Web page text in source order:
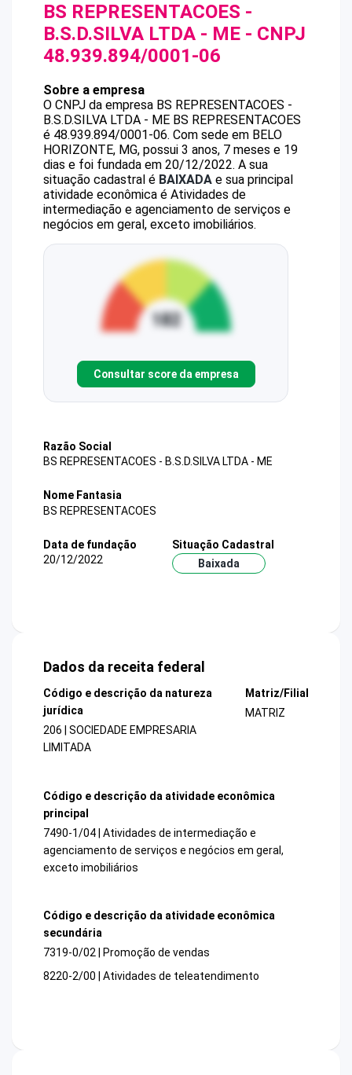
BS REPRESENTACOES -
B.S.D.SILVA LTDA - ME - CNPJ
48.939.894/0001-06
Sobre a empresa
O CNPJ da empresa BS REPRESENTACOES -
B.S.D.SILVA LTDA - ME BS REPRESENTACOES
é 48.939.894/0001-06. Com sede em BELO
HORIZONTE, MG, possui 3 anos, 7 meses e 19
dias e foi fundada em 20/12/2022. A sua
situação cadastral é BAIXADA e sua principal
atividade econômica é Atividades de
intermediação e agenciamento de serviços e
negócios em geral, exceto imobiliários.
Consultar score da empresa
Razão Social
BS REPRESENTACOES - B.S.D.SILVA LTDA - ME
Nome Fantasia
BS REPRESENTACOES
Data de fundação
20/12/2022
Situação Cadastral
Baixada
Dados da receita federal
Código e descrição da natureza
jurídica
206 | SOCIEDADE EMPRESARIA
LIMITADA
Matriz/Filial
MATRIZ
Código e descrição da atividade econômica
principal
7490-1/04 | Atividades de intermediação e
agenciamento de serviços e negócios em geral,
exceto imobiliários
Código e descrição da atividade econômica
secundária
7319-0/02 | Promoção de vendas
8220-2/00 | Atividades de teleatendimento